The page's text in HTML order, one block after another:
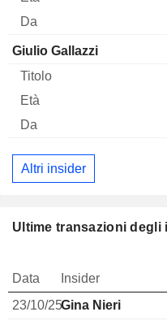
Giulio Gallazzi
Altri insider
Ultime transazioni degli
Data Insider
23/10/25Gina Nieri